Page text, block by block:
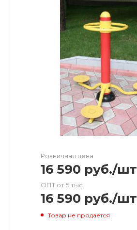
Розничная цена
16 590 руб./шт
ОПТ от 5 тыс.
16 590 руб./шт
Товар не продается